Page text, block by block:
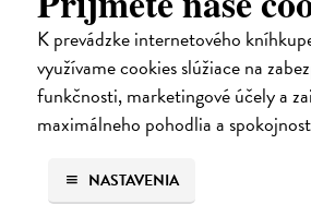
K prevádzke internetového
využívame cookies slúžiace na
funkčnosti, marketingové účely a
maximálneho pohodlia a
NASTAVENIA
Bylo nás pět
Poláček Karel| Kniha
Nové vydání legendární knihy Karla
kamarádů, jejichž dobrodružství vždycky
Zasielame do 12 dní
15,91 €